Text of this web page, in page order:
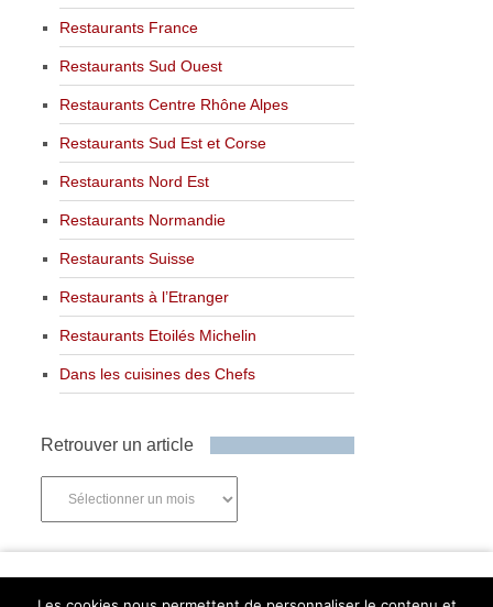
Restaurants France
Restaurants Sud Ouest
Restaurants Centre Rhône Alpes
Restaurants Sud Est et Corse
Restaurants Nord Est
Restaurants Normandie
Restaurants Suisse
Restaurants à l’Etranger
Restaurants Etoilés Michelin
Dans les cuisines des Chefs
Retrouver un article